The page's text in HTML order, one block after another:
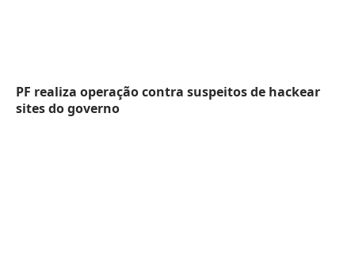
PF realiza operação contra suspeitos de hackear
sites do governo